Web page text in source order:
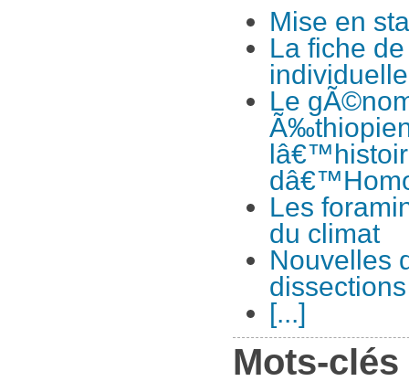
Mise en
La fiche
individuelle
Le
Les
du climat
Nouvelles
dissections
[...]
Mots-clés